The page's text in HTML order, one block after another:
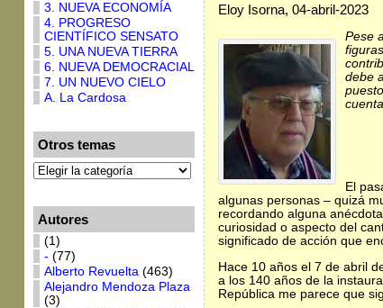
3. NUEVA ECONOMÍA
4. PROGRESO
CIENTÍFICO SENSATO
5. UNA NUEVA TIERRA
6. NUEVA DEMOCRACIAL
7. UN NUEVO CIELO
A. La Cardosa
Otros temas
Autores
(1)
- (77)
Alberto Revuelta(463)
Alejandro Mendoza Plaza
(3)
Eloy Isorna, 04-abril-2023
Pese
debe
El
algunas personas – quizá
recordando alguna
curiosidad o aspecto del
significado de acción que
Hace 10 años el 7 de abril
a los 140 años de la
República me parece que